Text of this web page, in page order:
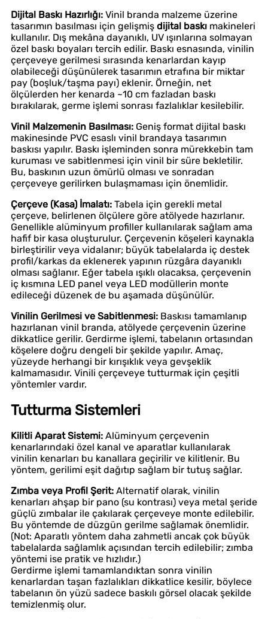
Dijital Baskı Hazırlığı: Vinil branda malzeme üzerine
tasarımın basılması için gelişmiş dijital baskı makineleri
kullanılır. Dış mekâna dayanıklı, UV ışınlarına solmayan
özel baskı boyaları tercih edilir. Baskı esnasında, vinilin
çerçeveye gerilmesi sırasında kenarlardan kayıp
olabileceği düşünülerek tasarımın etrafına bir miktar
pay (boşluk/taşma payı) eklenir. Örneğin, net
ölçülerden her kenarda ~10 cm fazladan baskı
bırakılarak, germe işlemi sonrası fazlalıklar kesilebilir.
Vinil Malzemenin Basılması: Geniş format dijital baskı
makinesinde PVC esaslı vinil brandaya tasarımın
baskısı yapılır. Baskı işleminden sonra mürekkebin tam
kuruması ve sabitlenmesi için vinil bir süre bekletilir.
Bu, baskının uzun ömürlü olması ve sonradan
çerçeveye gerilirken bulaşmaması için önemlidir.
Çerçeve (Kasa) İmalatı: Tabela için gerekli metal
çerçeve, belirlenen ölçülere göre atölyede hazırlanır.
Genellikle alüminyum profiller kullanılarak sağlam ama
hafif bir kasa oluşturulur. Çerçevenin köşeleri kaynakla
birleştirilir veya vidalanır; büyük tabelalarda iç destek
profil/karkas da eklenerek yapının rüzgâra dayanıklı
olması sağlanır. Eğer tabela ışıklı olacaksa, çerçevenin
iç kısmına LED panel veya LED modüllerin monte
edileceği düzenek de bu aşamada düşünülür.
Vinilin Gerilmesi ve Sabitlenmesi: Baskısı tamamlanıp
hazırlanan vinil branda, atölyede çerçevenin üzerine
dikkatlice gerilir. Gerdirme işlemi, tabelanın ortasından
köşelere doğru dengeli bir şekilde yapılır. Amaç,
yüzeyde herhangi bir kırışıklık veya gevşeklik
kalmamasıdır. Vinili çerçeveye tutturmak için çeşitli
yöntemler vardır.
Tutturma Sistemleri
Kilitli Aparat Sistemi: Alüminyum çerçevenin
kenarlarındaki özel kanal ve aparatlar kullanılarak
vinilin kenarları bu kanallara geçirilir ve kilitlenir. Bu
yöntem, gerilimi eşit dağıtıp sağlam bir tutuş sağlar.
Zımba veya Profil Şerit: Alternatif olarak, vinilin
kenarları ahşap bir pano (su kontrası) veya metal şeride
güçlü zımbalar ile çakılarak çerçeveye monte edilebilir.
Bu yöntemde de düzgün gerilme sağlamak önemlidir.
(Not: Aparatlı yöntem daha zahmetli ancak çok büyük
tabelalarda sağlamlık açısından tercih edilebilir; zımba
yöntemi ise pratik ve hızlıdır.)
Gerdirme işlemi tamamlandıktan sonra vinilin
kenarlardan taşan fazlalıkları dikkatlice kesilir, böylece
tabelanın ön yüzü sadece baskılı görsel olacak şekilde
temizlenmiş olur.